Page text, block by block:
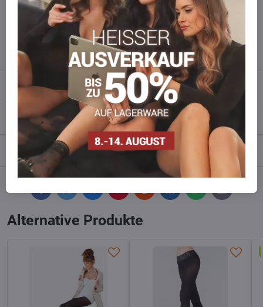
Zögern Sie nicht, uns zu kontaktieren, wir füllen die Ware für Sie
info​​@everlady​​.eu
Beschreibung
Bewertungen 0
Diskussion 0
FacebookTwitterBlueskyPinterestReddit LinkedInWhatsApp
E-
mail
Alternative Produkte